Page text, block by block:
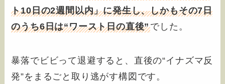
ト10日の2週間以内」に発生し、しかもその7日
のうち6日は“ワースト日の直後”でした。
暴落でビビって退避すると、直後の“イナズマ反
発”をまるごと取り逃がす構図です。